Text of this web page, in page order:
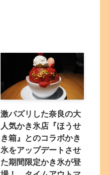
激バズリした奈良の大
人気かき氷店『ほうせ
き箱』とのコラボかき
氷をアップデートさせ
た期間限定かき氷が登